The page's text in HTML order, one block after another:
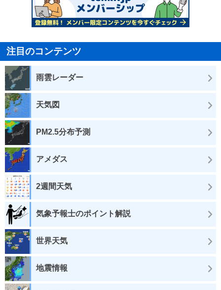
注目のコンテンツ
雨雲レーダー
天気図
PM2.5分布予測
アメダス
2週間天気
気象予報士のポイント解説
世界天気
地震情報